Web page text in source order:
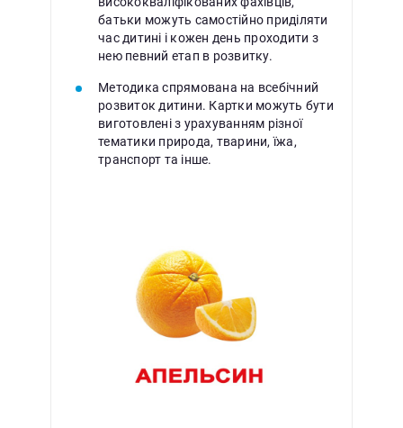
батьки можуть самостійно приділяти
час дитині і кожен день проходити з
нею певний етап в розвитку.
Методика спрямована на всебічний
розвиток дитини. Картки можуть бути
виготовлені з урахуванням різної
тематики природа, тварини, їжа,
транспорт та інше.